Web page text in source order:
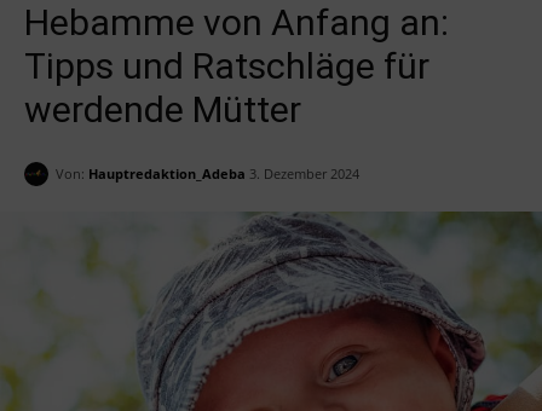
Hebamme von Anfang an:
Tipps und Ratschläge für
werdende Mütter
Von: Hauptredaktion_Adeba 3. Dezember 2024